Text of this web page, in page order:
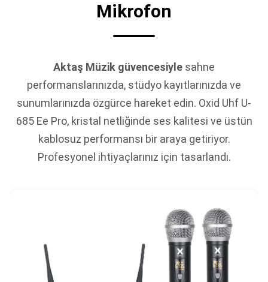
Mikrofon
Aktaş Müzik güvencesiyle sahne
performanslarınızda, stüdyo kayıtlarınızda ve
sunumlarınızda özgürce hareket edin. Oxid Uhf U-
685 Ee Pro, kristal netliğinde ses kalitesi ve üstün
kablosuz performansı bir araya getiriyor.
Profesyonel ihtiyaçlarınız için tasarlandı.